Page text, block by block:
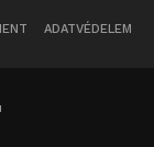
ADATVÉDELEM